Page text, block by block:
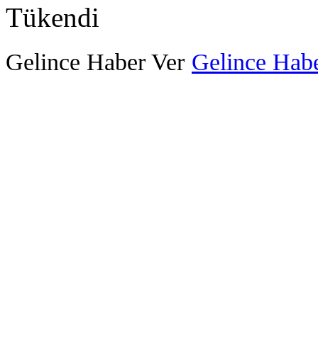
Tükendi
Gelince Haber Ver Gelince